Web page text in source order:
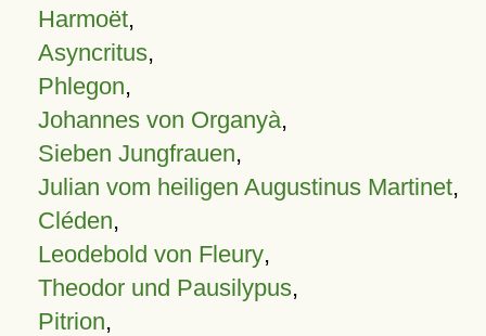
Harmoët,
Asyncritus,
Phlegon,
Johannes von Organyà,
Sieben Jungfrauen,
Julian vom heiligen Augustinus Martinet,
Cléden,
Leodebold von Fleury,
Theodor und Pausilypus,
Pitrion,